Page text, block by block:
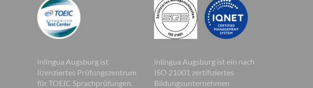
inlingua Augsburg ist
lizenziertes Prüfungszentrum
für TOEIC Sprachprüfungen.
inlingua Augsburg ist ein nach
ISO 21001 zertifiziertes
Bildungsunternehmen